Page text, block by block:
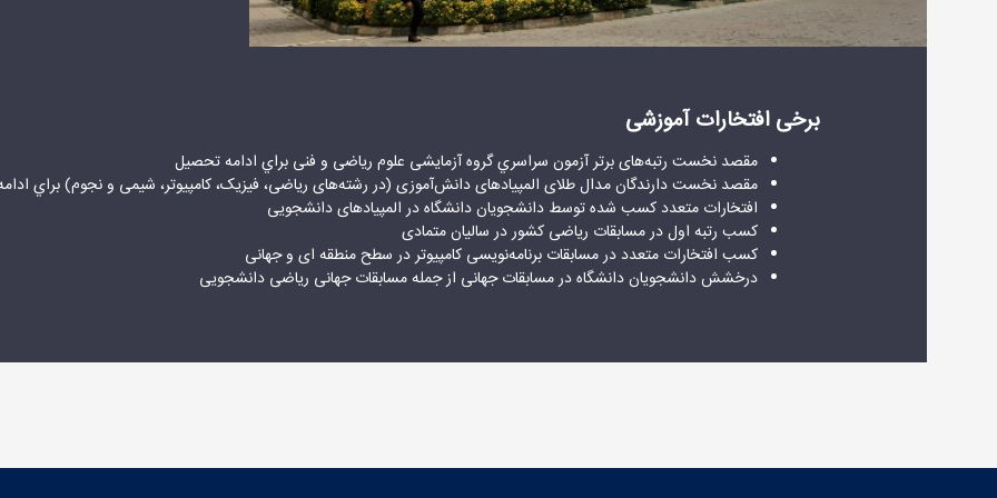
برخی افتخارات آموزشی
مقصد نخست رتبه‌های برتر آزمون سراسري گروه آزمایشی علوم ریاضی و فنی براي ادامه تحصيل
مقصد نخست دارندگان مدال طلای المپیادهای دانش‌آموزی (در رشته‌های ریاضی، فیزیک، کامپیوتر، شیمی و نجوم) براي
افتخارات متعدد کسب شده توسط دانشجویان دانشگاه در المپیادهای دانشجویی
کسب رتبه اول در مسابقات ریاضی کشور در سالیان متمادی
کسب افتخارات متعدد در مسابقات برنامه‌نویسی کامپیوتر در سطح منطقه ای و جهانی
درخشش دانشجویان دانشگاه در مسابقات جهانی از جمله مسابقات جهانی ریاضی دانشجویی